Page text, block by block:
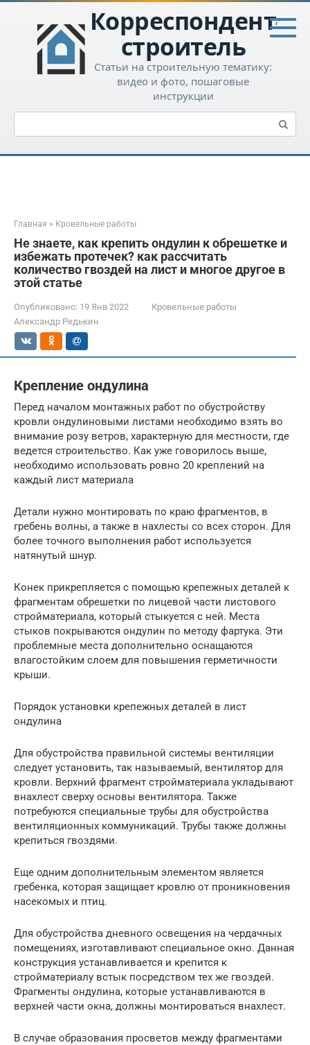
Перейти
контенту
Корреспондент-
строитель
Статьи на строительную тематику:
видео и фото, пошаговые
инструкции
Поиск:
Главная » Кровельные работы
Не знаете, как крепить ондулин к обрешетке и
избежать протечек? как рассчитать
количество гвоздей на лист и многое другое в
этой статье
Опубликовано: 19 Янв 2022
Кровельные работы
Александр Редькин
Крепление ондулина
Перед началом монтажных работ по обустройству
кровли ондулиновыми листами необходимо взять во
внимание розу ветров, характерную для местности, где
ведется строительство. Как уже говорилось выше,
необходимо использовать ровно 20 креплений на
каждый лист материала
Детали нужно монтировать по краю фрагментов, в
гребень волны, а также в нахлесты со всех сторон. Для
более точного выполнения работ используется
натянутый шнур.
Конек прикрепляется с помощью крепежных деталей к
фрагментам обрешетки по лицевой части листового
стройматериала, который стыкуется с ней. Места
стыков покрываются ондулин по методу фартука. Эти
проблемные места дополнительно оснащаются
влагостойким слоем для повышения герметичности
крыши.
Порядок установки крепежных деталей в лист
ондулина
Для обустройства правильной системы вентиляции
следует установить, так называемый, вентилятор для
кровли. Верхний фрагмент стройматериала укладывают
внахлест сверху основы вентилятора. Также
потребуются специальные трубы для обустройства
вентиляционных коммуникаций. Трубы также должны
крепиться гвоздями.
Еще одним дополнительным элементом является
гребенка, которая защищает кровлю от проникновения
насекомых и птиц.
Для обустройства дневного освещения на чердачных
помещениях, изготавливают специальное окно. Данная
конструкция устанавливается и крепится к
стройматериалу встык посредством тех же гвоздей.
Фрагменты ондулина, которые устанавливаются в
верхней части окна, должны монтироваться внахлест.
В случае образования просветов между фрагментами